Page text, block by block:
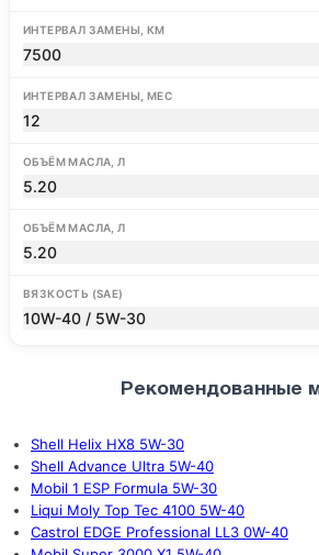
ИНТЕРВАЛ ЗАМЕНЫ, КМ
7500
ИНТЕРВАЛ ЗАМЕНЫ, МЕС
12
ОБЪЁМ МАСЛА, Л
5.20
ОБЪЁМ МАСЛА, Л
5.20
ВЯЗКОСТЬ (SAE)
10W-40 / 5W-30
Рекомендованные
Shell Helix HX8 5W-30
Shell Advance Ultra 5W-40
Mobil 1 ESP Formula 5W-30
Liqui Moly Top Tec 4100 5W-40
Castrol EDGE Professional LL3 0W-40